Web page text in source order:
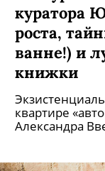
куратора
роста,
ванне!) и
книжки
квартире
Александра